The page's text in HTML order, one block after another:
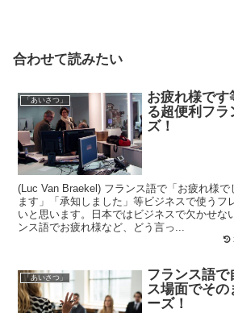
合わせて読みたい
「あいさつ」
お疲れ様です
る超便利フラ
ズ！
(Luc Van Braekel) フランス語で「お疲れ様で
ます」「承知しました」等ビジネスで使うフ
いと思います。日本ではビジネスで欠かせな
ンス語でお疲れ様など、どう言っ...
「あいさつ」
フランス語で
ス場面でその
ーズ！